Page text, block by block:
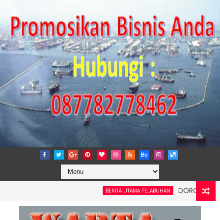
BERITA UTAMA PELABUHAN
DORONG
dan Kelancaran Logistik, IPC TPK Siap Operasikan Alat